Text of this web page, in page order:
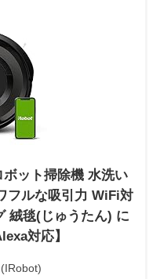
ット掃除機 水洗い
フルな吸引力 WiFi対
絨毯(じゅうたん) に
対応】